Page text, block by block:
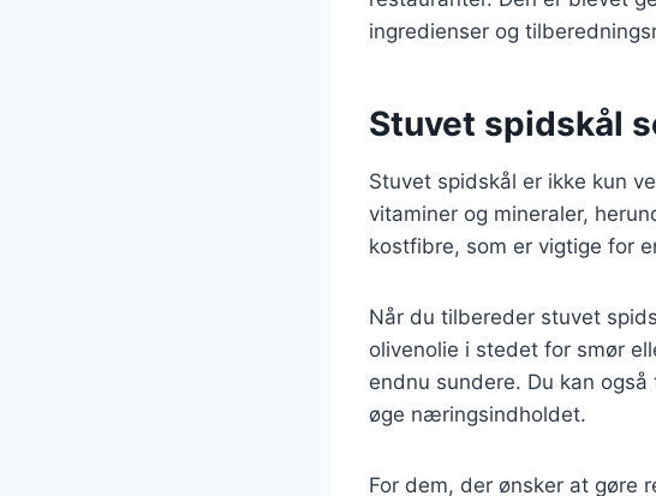
ingredienser og
Stuvet spidskål
Stuvet spidskål er ikke kun
vitaminer og mineraler,
kostfibre, som er vigtige for
Når du tilbereder stuvet
olivenolie i stedet for smør
endnu sundere. Du kan
øge næringsindholdet.
For dem, der ønsker at gøre